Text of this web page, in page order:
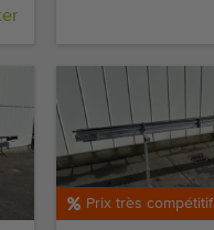
Prix très compétitif